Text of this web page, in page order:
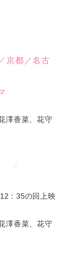
京都／名古
澤香菜、花守
：35の回上映
澤香菜、花守